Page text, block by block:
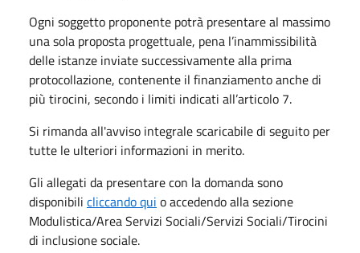
Ogni soggetto proponente potrà presentare al massimo
una sola proposta progettuale, pena l’inammissibilità
delle istanze inviate successivamente alla prima
protocollazione, contenente il finanziamento anche di
più tirocini, secondo i limiti indicati all’articolo 7.
Si rimanda all'avviso integrale scaricabile di seguito per
tutte le ulteriori informazioni in merito.
Gli allegati da presentare con la domanda sono
disponibili cliccando qui o accedendo alla sezione
Modulistica/Area Servizi Sociali/Servizi Sociali/Tirocini
di inclusione sociale.